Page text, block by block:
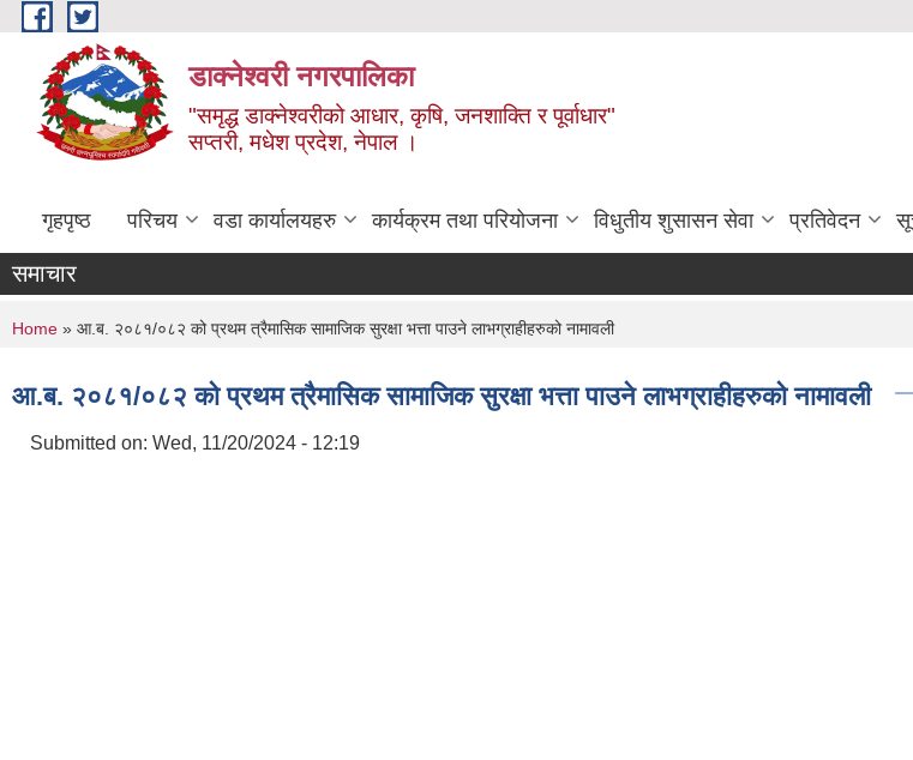
Skip to main content
डाक्नेश्वरी नगरपालिका
"समृद्ध डाक्नेश्वरीको आधार, कृषि, जनशाक्ति र पूर्वाधार"
सप्तरी, मधेश प्रदेश, नेपाल ।
गृहपृष्ठ परिचय वडा कार्यालयहरु कार्यक्रम तथा परियोजना विधुतीय शुसासन सेवा प्रतिवेदन
समाचार
You are here
Home » आ.ब. २०८१/०८२ को प्रथम त्रैमासिक सामाजिक सुरक्षा भत्ता पाउने लाभग्राहीहरुको नामावली
आ.ब. २०८१/०८२ को प्रथम त्रैमासिक सामाजिक सुरक्षा भत्ता पाउने लाभग्राहीहरुको नामावली
Submitted on: Wed, 11/20/2024 - 12:19